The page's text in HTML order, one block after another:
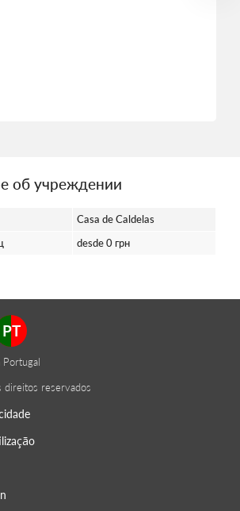
об учреждении
Casa de Caldelas
desde 0 грн
PT
reservados